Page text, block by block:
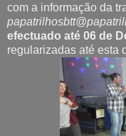
com a informação da
efectuado até 06 de
regularizadas até esta